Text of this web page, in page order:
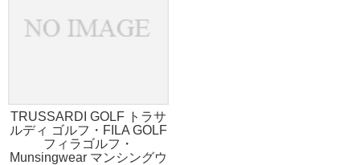
TRUSSARDI GOLF トラサ
ルディ ゴルフ・FILA GOLF
フィラゴルフ・
Munsingwear マンシングウ